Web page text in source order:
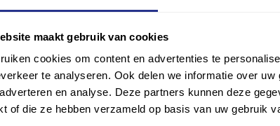
maakt gebruik van cookies
cookies om content en advertenties te
te analyseren. Ook delen we informatie over
en analyse. Deze partners kunnen deze
of die ze hebben verzameld op basis van uw gebruik